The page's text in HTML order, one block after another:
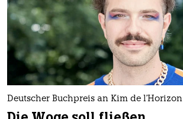
Deutscher Buchpreis an Kim de l'Horizon